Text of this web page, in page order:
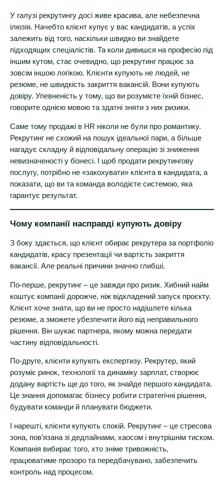
У галузі рекрутингу досі живе красива, але небезпечна
ілюзія. Начебто клієнт купує у вас кандидатів, а успіх
залежить від того, наскільки швидко ви знайдете
підходящих спеціалістів. Та коли дивишся на професію під
іншим кутом, стає очевидно, що рекрутинг працює за
зовсім іншою логікою. Клієнти купують не людей, не
резюме, не швидкість закриття вакансій. Вони купують
довіру. Упевненість у тому, що ви розумієте їхній бізнес,
говорите однією мовою та здатні зняти з них ризики.
Саме тому продажі в HR ніколи не були про романтику.
Рекрутинг не схожий на пошук ідеальної пари, а більше
нагадує складну й відповідальну операцію зі зниження
невизначеності у бізнесі. І щоб продати рекрутингову
послугу, потрібно не «закохувати» клієнта в кандидата, а
показати, що ви та команда володієте системою, яка
гарантує результат.
Чому компанії насправді купують довіру
З боку здається, що клієнт обирає рекрутера за портфоліо
кандидатів, красу презентації чи вартість закриття
вакансії. Але реальні причини значно глибші.
По-перше, рекрутинг – це завжди про ризик. Хибний найм
коштує компанії дорожче, ніж відкладений запуск проєкту.
Клієнт хоче знати, що ви не просто надішлете кілька
резюме, а зможете убезпечити його від неправильного
рішення. Він шукає партнера, якому можна передати
частину відповідальності.
По-друге, клієнти купують експертизу. Рекрутер, який
розуміє ринок, технології та динаміку зарплат, створює
додану вартість ще до того, як знайде першого кандидата.
Це знання допомагає бізнесу робити стратегічні рішення,
будувати команди й планувати бюджети.
І нарешті, клієнти купують спокій. Рекрутинг – це стресова
зона, пов’язана зі дедлайнами, хаосом і внутрішнім тиском.
Компанія вибирає того, хто зніме тривожність,
працюватиме прозоро та передбачувано, забезпечить
контроль над процесом.